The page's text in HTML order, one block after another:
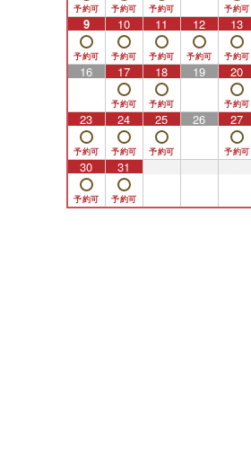
9 10 11 12 13
16 17 18 19 20
23 24 25 26 27
30 31